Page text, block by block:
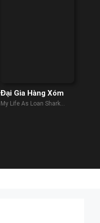
Đại Gia Hàng Xóm
My Life As Loan Shark